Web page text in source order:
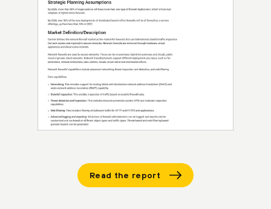
Read the report